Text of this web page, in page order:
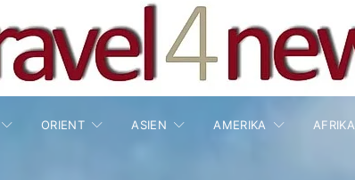
ORIENT ASIEN AMERIKA AFRIKA